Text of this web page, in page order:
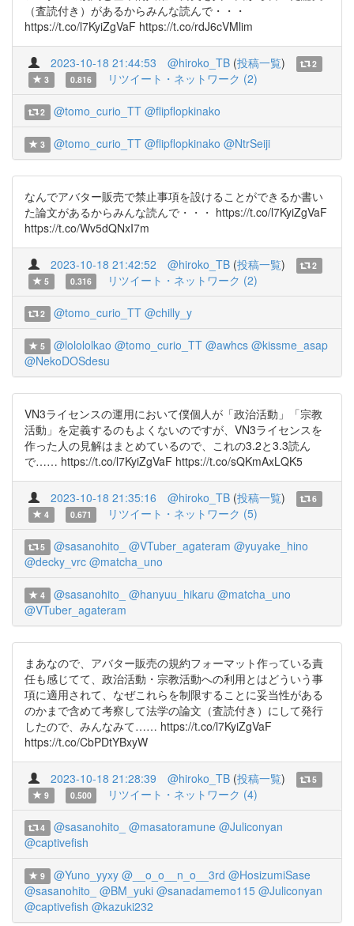
（査読付き）があるからみんな読んで・・・
https://t.co/l7KyiZgVaF https://t.co/rdJ6cVMlim
2023-10-18 21:44:53 @hiroko_TB (投稿一覧)
2
3
0.816 リツイート・ネットワーク (2)
2 @tomo_curio_TT @flipflopkinako
3 @tomo_curio_TT @flipflopkinako @NtrSeiji
なんでアバター販売で禁止事項を設けることができるか書い
た論文があるからみんな読んで・・・ https://t.co/l7KyiZgVaF
https://t.co/Wv5dQNxI7m
2023-10-18 21:42:52 @hiroko_TB (投稿一覧)
2
5
0.316 リツイート・ネットワーク (2)
2 @tomo_curio_TT @chilly_y
5 @lolololkao @tomo_curio_TT @awhcs @kissme_asap
@NekoDOSdesu
VN3ライセンスの運用において僕個人が「政治活動」「宗教
活動」を定義するのもよくないのですが、VN3ライセンスを
作った人の見解はまとめているので、これの3.2と3.3読ん
で…… https://t.co/l7KyiZgVaF https://t.co/sQKmAxLQK5
2023-10-18 21:35:16 @hiroko_TB (投稿一覧)
6
4
0.671 リツイート・ネットワーク (5)
5 @sasanohito_ @VTuber_agateram @yuyake_hino
@decky_vrc @matcha_uno
4 @sasanohito_ @hanyuu_hikaru @matcha_uno
@VTuber_agateram
まあなので、アバター販売の規約フォーマット作っている責
任も感じてて、政治活動・宗教活動への利用とはどういう事
項に適用されて、なぜこれらを制限することに妥当性がある
のかまで含めて考察して法学の論文（査読付き）にして発行
したので、みんなみて…… https://t.co/l7KyiZgVaF
https://t.co/CbPDtYBxyW
2023-10-18 21:28:39 @hiroko_TB (投稿一覧)
5
9
0.500 リツイート・ネットワーク (4)
4 @sasanohito_ @masatoramune @Juliconyan
@captivefish
9 @Yuno_yyxy @__o_o__n_o__3rd @HosizumiSase
@sasanohito_
@BM_yuki @sanadamemo115 @Juliconyan
@captivefish @kazuki232